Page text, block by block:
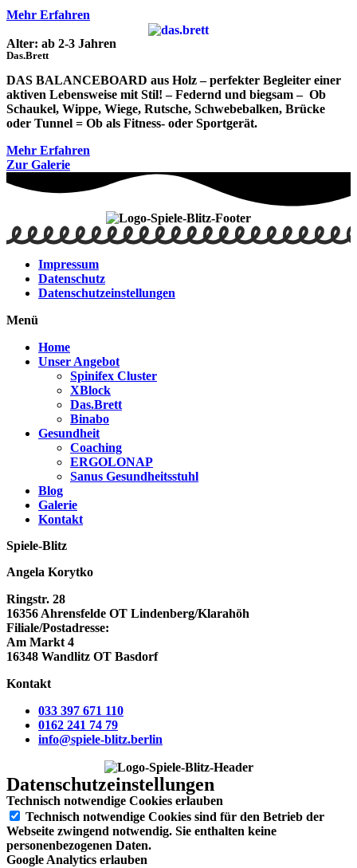
Mehr Erfahren
Alter: ab 2-3 Jahren
Das.Brett
DAS BALANCEBOARD aus Holz – perfekter Begleiter einer
aktiven Lebensweise mit Stil! – Federnd und biegsam – Ob
Schaukel, Wippe, Wiege, Rutsche, Schwebebalken, Brücke
oder Tunnel = Ob als Fitness- oder Sportgerät.
Mehr Erfahren
Zur Galerie
Impressum
Datenschutz
Datenschutzeinstellungen
Menü
Home
Unser Angebot
Spinifex Cluster
XBlock
Das.Brett
Binabo
Gesundheit
Coaching
ERGOLONAP
Sanus Gesundheitsstuhl
Blog
Galerie
Kontakt
Spiele-Blitz
Angela Korytko
Ringstr. 28
16356 Ahrensfelde OT Lindenberg/Klarahöh
Filiale/Postadresse:
Am Markt 4
16348 Wandlitz OT Basdorf
Kontakt
033 397 671 110
0162 241 74 79
info@spiele-blitz.berlin
Datenschutz­einstellungen
Technisch notwendige Cookies erlauben
Technisch notwendige Cookies sind für den Betrieb der
Webseite zwingend notwendig. Sie enthalten keine
personenbezogenen Daten.
Google Analytics erlauben